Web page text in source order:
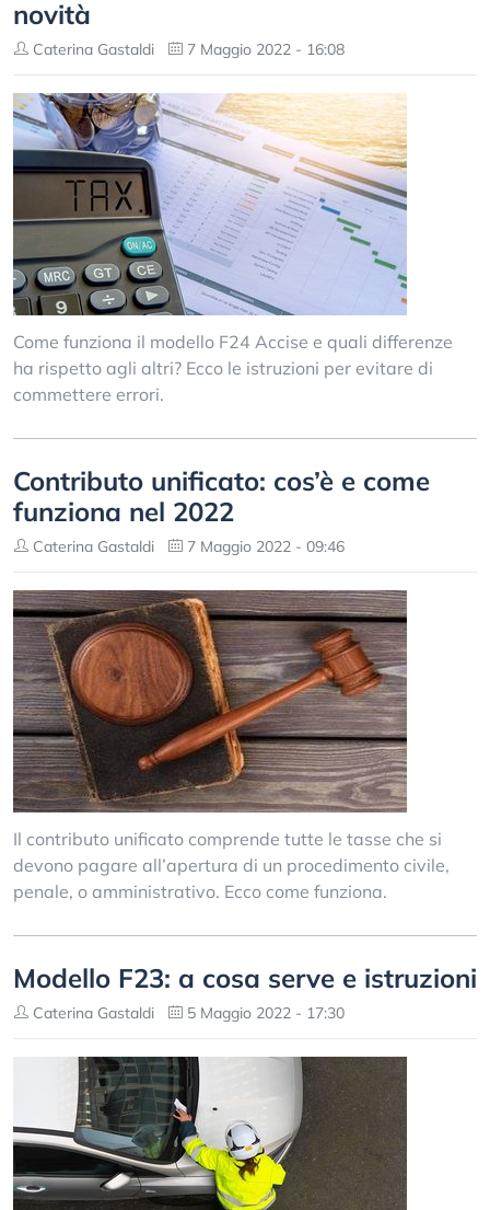
novità
Caterina Gastaldi 7 Maggio 2022 - 16:08
Come funziona il modello F24 Accise e quali differenze
ha rispetto agli altri? Ecco le istruzioni per evitare di
commettere errori.
Contributo unificato: cos’è e come
funziona nel 2022
Caterina Gastaldi 7 Maggio 2022 - 09:46
Il contributo unificato comprende tutte le tasse che si
devono pagare all’apertura di un procedimento civile,
penale, o amministrativo. Ecco come funziona.
Modello F23: a cosa serve e istruzioni
Caterina Gastaldi 5 Maggio 2022 - 17:30